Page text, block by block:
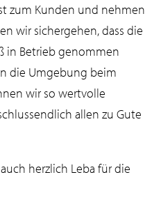
zum Kunden und nehmen
wir sichergehen, dass die
in Betrieb genommen
die Umgebung beim
wir so wertvolle
allen zu Gute
herzlich Leba für die